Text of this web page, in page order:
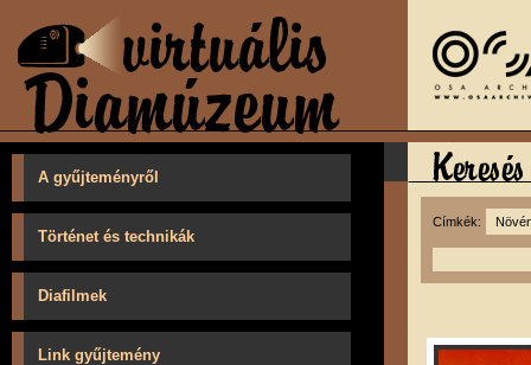
A gyűjteményről
Történet és technikák
Diafilmek
Link gyűjtemény
Címkék: